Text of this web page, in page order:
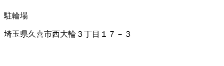
駐輪場
埼玉県久喜市西大輪３丁目１７－３